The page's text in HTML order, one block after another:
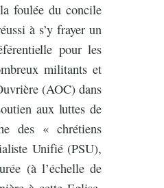
foulée du concile
à s’y frayer un
pour les
militants et
(AOC) dans
aux luttes de
des « chrétiens
Unifié (PSU),
(à l’échelle de